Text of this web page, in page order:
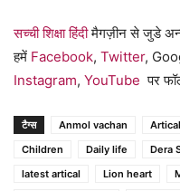
सच्ची शिक्षा हिंदीमैगज़ीन से जुडे
हमें Facebook, Twitter,
Instagram, YouTube पर
टैग्स Anmol vachan Artical
Children
Daily life Dera
latest artical
Lion heart